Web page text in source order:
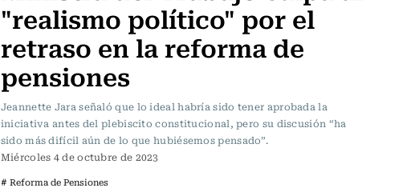
"realismo político" por el
retraso en la reforma de
pensiones
Jeannette Jara señaló que lo ideal habría sido tener aprobada la
iniciativa antes del plebiscito constitucional, pero su discusión “ha
sido más difícil aún de lo que hubiésemos pensado”.
Miércoles 4 de octubre de 2023
# Reforma de Pensiones